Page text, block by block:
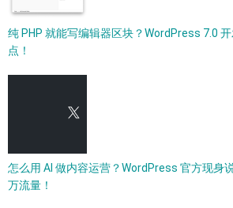
纯 PHP 就能写编辑器区块？WordPress 7.0
点！
怎么用 AI 做内容运营？WordPress 官方现身
万流量！